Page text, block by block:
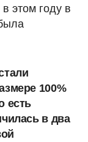
этом году в
100%
есть
в два